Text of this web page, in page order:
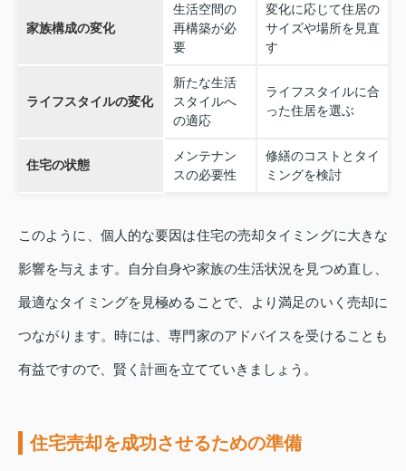
家族構成の変化
生活空間の
再構築が必
要
変化に応じて住居の
サイズや場所を見直
す
ライフスタイルの変化
新たな生活
スタイルへ
の適応
ライフスタイルに合
った住居を選ぶ
住宅の状態
メンテナン
スの必要性
修繕のコストとタイ
ミングを検討
このように、個人的な要因は住宅の売却タイミングに大きな
影響を与えます。自分自身や家族の生活状況を見つめ直し、
最適なタイミングを見極めることで、より満足のいく売却に
つながります。時には、専門家のアドバイスを受けることも
有益ですので、賢く計画を立てていきましょう。
住宅売却を成功させるための準備